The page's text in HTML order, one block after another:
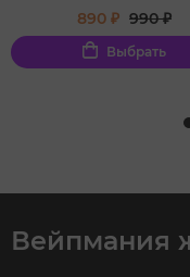
890 ₽ 990 ₽
Выбрать
Вейпмания